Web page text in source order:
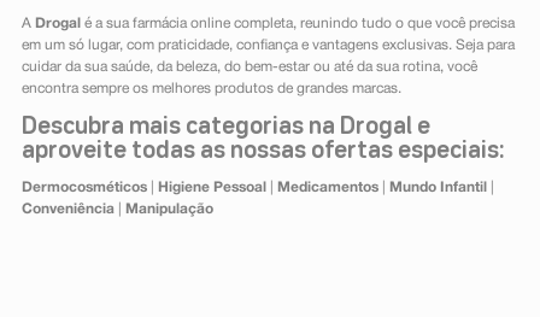
A Drogal é a sua farmácia online completa, reunindo tudo o que você precisa
em um só lugar, com praticidade, confiança e vantagens exclusivas. Seja para
cuidar da sua saúde, da beleza, do bem-estar ou até da sua rotina, você
encontra sempre os melhores produtos de grandes marcas.
Descubra mais categorias na Drogal e
aproveite todas as nossas ofertas especiais:
Dermocosméticos| Higiene Pessoal Medicamentos| Mundo Infantil
Conveniência| Manipulação